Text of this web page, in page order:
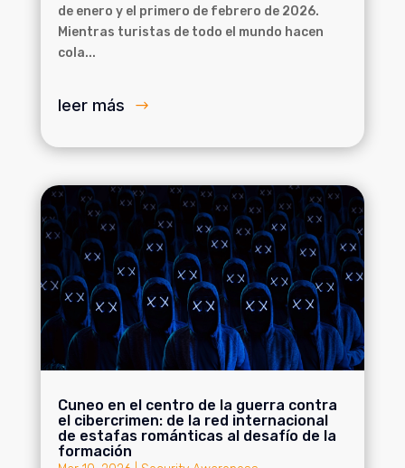
de enero y el primero de febrero de 2026.
Mientras turistas de todo el mundo hacen
cola...
leer más
Cuneo en el centro de la guerra contra
el cibercrimen: de la red internacional
de estafas románticas al desafío de la
formación